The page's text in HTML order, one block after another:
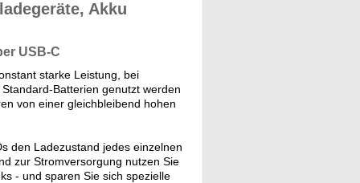
Akku
USB-C
starke Leistung, bei
Batterien genutzt werden
von einer gleichbleibend hohen
den Ladezustand jedes einzelnen
zur Stromversorgung nutzen Sie
- und sparen Sie sich spezielle